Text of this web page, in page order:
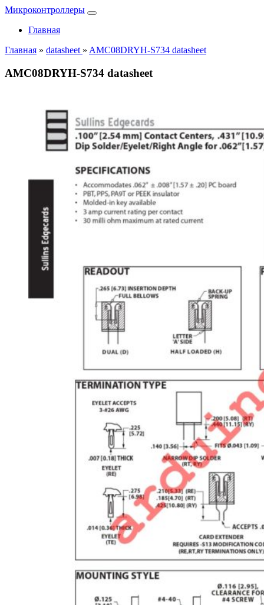
Микроконтроллеры
Главная
Главная » datasheet » AMC08DRYH-S734 datasheet
AMC08DRYH-S734 datasheet